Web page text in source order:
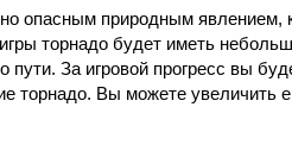
опасным природным явлением,
торнадо будет иметь
За игровой прогресс вы
торнадо. Вы можете увеличить